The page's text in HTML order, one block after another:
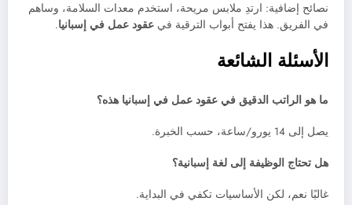
نصائح إضافية: ارتدِ ملابس مريحة، استخدم معدات السلامة، وساهم
في الفريق. هذا يفتح أبواب الترقية في عقود عمل في إسبانيا.
الأسئلة الشائعة
ما هو الراتب الدقيق في عقود عمل في إسبانيا هذه؟
يصل إلى 14 يورو/ساعة، حسب الخبرة.
هل تحتاج الوظيفة إلى لغة إسبانية؟
غالبًا نعم، لكن الأساسيات تكفي في البداية.